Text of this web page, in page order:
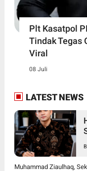
Plt Kasatpol
Tindak Tegas
Viral
08 Juli
LATEST NEWS
Muhammad Ziaulhaq,